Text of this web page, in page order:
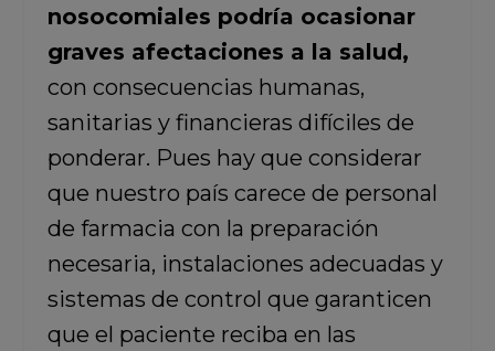
nosocomiales podría ocasionar
graves afectaciones a la salud,
con consecuencias humanas,
sanitarias y financieras difíciles de
ponderar. Pues hay que considerar
que nuestro país carece de personal
de farmacia con la preparación
necesaria, instalaciones adecuadas y
sistemas de control que garanticen
que el paciente reciba en las